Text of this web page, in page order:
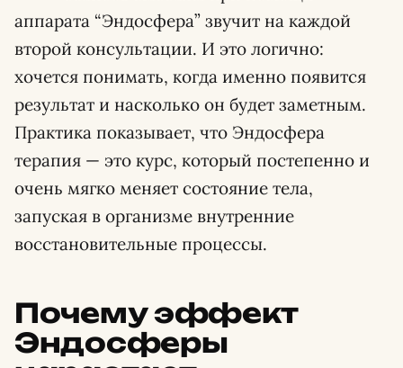
аппарата “Эндосфера” звучит на каждой
второй консультации. И это логично:
хочется понимать, когда именно появится
результат и насколько он будет заметным.
Практика показывает, что Эндосфера
терапия — это курс, который постепенно и
очень мягко меняет состояние тела,
запуская в организме внутренние
восстановительные процессы.
Почему эффект
Эндосферы